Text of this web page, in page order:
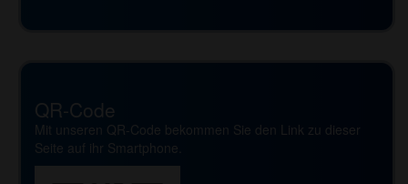
QR-Code
Mit unseren QR-Code bekommen Sie den Link zu dieser
Seite auf ihr Smartphone.